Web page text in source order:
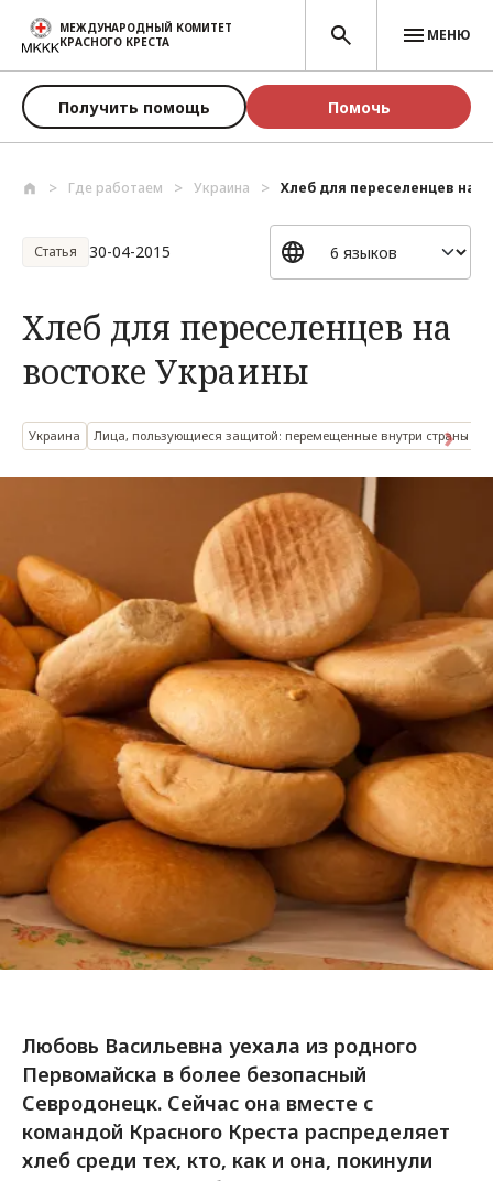
Перейти к основному содержанию
МЕЖДУНАРОДНЫЙ КОМИТЕТ
КРАСНОГО КРЕСТА
МЕНЮ
Получить помощь Помочь
Где работаем Украина Хлеб для переселенцев на
Статья 30-04-2015
Хлеб для переселенцев на
востоке Украины
Украина Лица, пользующиеся защитой: перемещенные внутри страны
Любовь Васильевна уехала из родного
Первомайска в более безопасный
Севродонецк. Сейчас она вместе с
командой Красного Креста распределяет
хлеб среди тех, кто, как и она, покинули